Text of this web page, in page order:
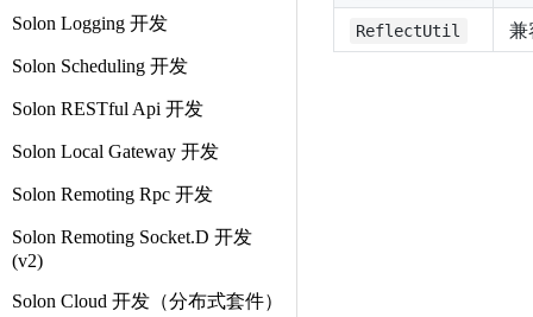
Solon Logging 开发
Solon Scheduling 开发
Solon RESTful Api 开发
Solon Local Gateway 开发
Solon Remoting Rpc 开发
Solon Remoting Socket.D 开发
(v2)
Solon Cloud 开发（分布式套件）
ReflectUtil 兼